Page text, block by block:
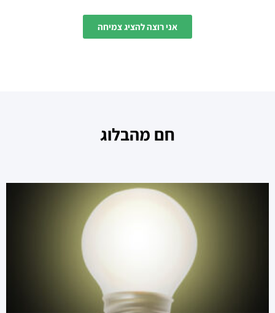
אני רוצה להציג צמיחה
חם מהבלוג